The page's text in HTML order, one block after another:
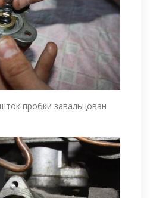
пробки завальцован